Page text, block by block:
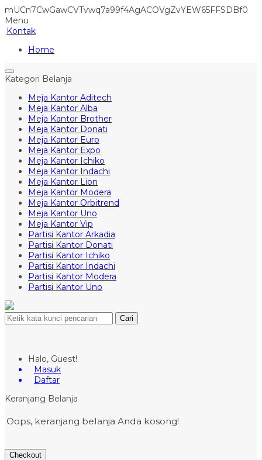
mUCn7CwGawCVTvwq7a99f4AgACOVgZvYEW65FFSDBf0
Menu
Kontak
Home
Kategori Belanja
Meja Kantor Aditech
Meja Kantor Alba
Meja Kantor Brother
Meja Kantor Donati
Meja Kantor Euro
Meja Kantor Expo
Meja Kantor Ichiko
Meja Kantor Indachi
Meja Kantor Lion
Meja Kantor Modera
Meja Kantor Orbitrend
Meja Kantor Uno
Meja Kantor Vip
Partisi Kantor Arkadia
Partisi Kantor Donati
Partisi Kantor Ichiko
Partisi Kantor Indachi
Partisi Kantor Modera
Partisi Kantor Uno
Cari
Halo, Guest!
Masuk
Daftar
Keranjang Belanja
Oops, keranjang belanja Anda kosong!
Checkout